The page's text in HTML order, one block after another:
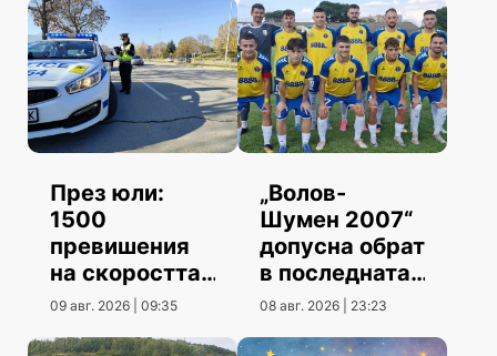
През юли:
1500
превишения
на скоростта
повече от юни
09 авг. 2026 | 09:35
„Волов-
Шумен 2007“
допусна обрат
в последната
контрола
08 авг. 2026 | 23:23